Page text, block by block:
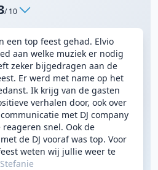
/ 10
een top feest gehad. Elvio
aan welke muziek er nodig
zeker bijgedragen aan de
Er werd met name op het
Ik krijg van de gasten
verhalen door, ook over
met DJ company
snel. Ook de
de DJ vooraf was top. Voor
weten wij jullie weer te